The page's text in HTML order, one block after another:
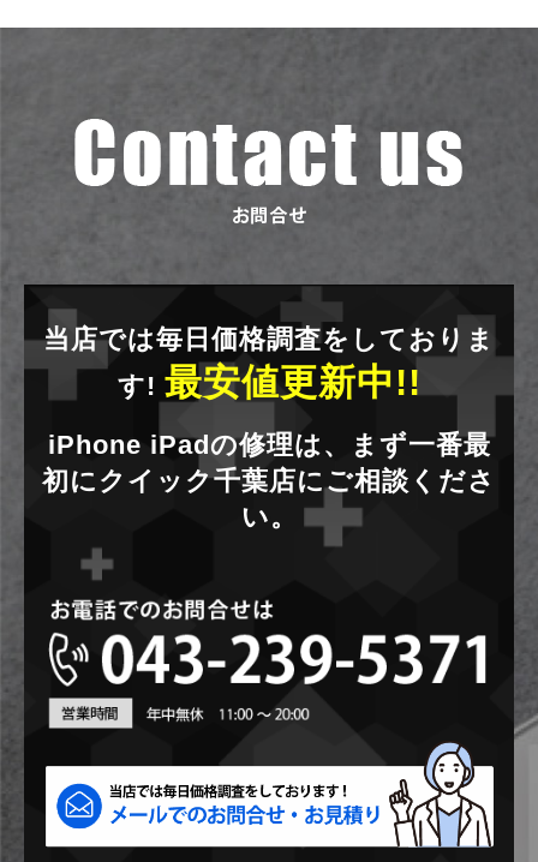
当店では毎日価格調査をしておりま
す! 最安値更新中!!
iPhone iPadの修理は、まず一番最
初にクイック千葉店にご相談くださ
い。